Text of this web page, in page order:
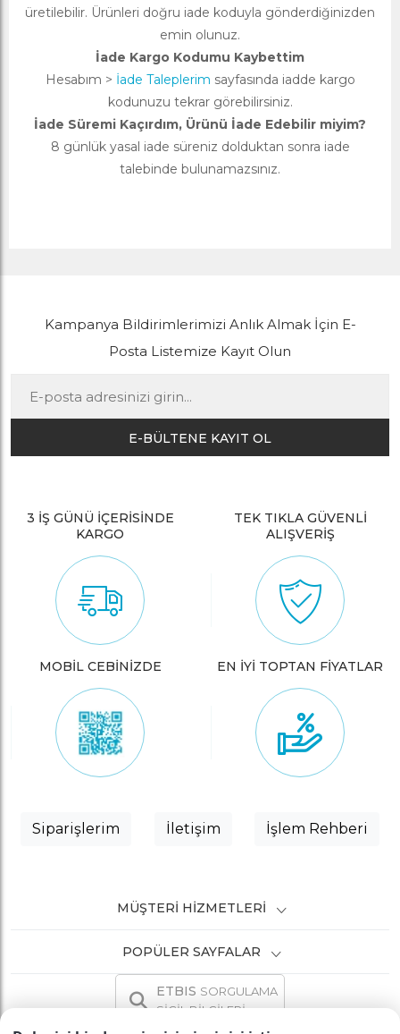
üretilebilir. Ürünleri doğru iade koduyla gönderdiğinizden
emin olunuz.
İade Kargo Kodumu Kaybettim
Hesabım > İade Taleplerim sayfasında iadde kargo
kodunuzu tekrar görebilirsiniz.
İade Süremi Kaçırdım, Ürünü İade Edebilir miyim?
8 günlük yasal iade süreniz dolduktan sonra iade
talebinde bulunamazsınız.
Kampanya Bildirimlerimizi Anlık Almak İçin E-
Posta Listemize Kayıt Olun
E-BÜLTENE KAYIT OL
3 İŞ GÜNÜ İÇERİSİNDE
KARGO
TEK TIKLA GÜVENLİ
ALIŞVERİŞ
MOBİL CEBİNİZDE EN İYİ TOPTAN FİYATLAR
Siparişlerim İletişim İşlem Rehberi
MÜŞTERI HIZMETLERI
POPÜLER SAYFALAR
ETBIS SORGULAMA
SİCİL BİLGİLERİ